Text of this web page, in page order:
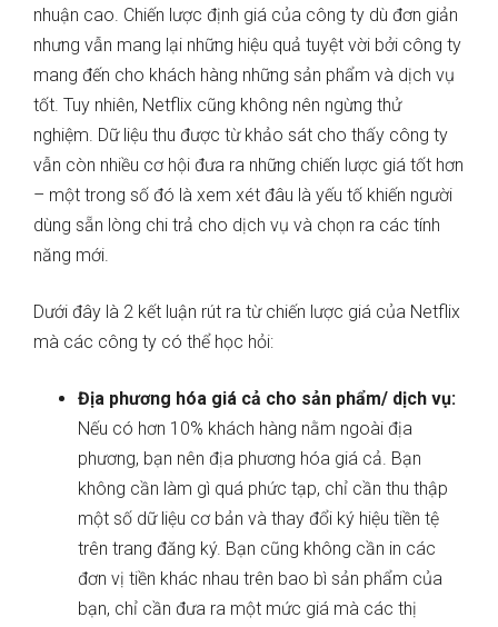
nhuận cao. Chiến lược định giá của công ty dù đơn giản
nhưng vẫn mang lại những hiệu quả tuyệt vời bởi công ty
mang đến cho khách hàng những sản phẩm và dịch vụ
tốt. Tuy nhiên, Netflix cũng không nên ngừng thử
nghiệm. Dữ liệu thu được từ khảo sát cho thấy công ty
vẫn còn nhiều cơ hội đưa ra những chiến lược giá tốt hơn
– một trong số đó là xem xét đâu là yếu tố khiến người
dùng sẵn lòng chi trả cho dịch vụ và chọn ra các tính
năng mới.
Dưới đây là 2 kết luận rút ra từ chiến lược giá của Netflix
mà các công ty có thể học hỏi:
Địa phương hóa giá cả cho sản phẩm/ dịch vụ:
Nếu có hơn 10% khách hàng nằm ngoài địa
phương, bạn nên địa phương hóa giá cả. Bạn
không cần làm gì quá phức tạp, chỉ cần thu thập
một số dữ liệu cơ bản và thay đổi ký hiệu tiền tệ
trên trang đăng ký. Bạn cũng không cần in các
đơn vị tiền khác nhau trên bao bì sản phẩm của
bạn, chỉ cần đưa ra một mức giá mà các thị